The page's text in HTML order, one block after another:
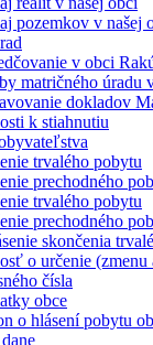
pozemkov v našej
v obci
matričného úradu
dokladov
k stiahnutiu
trvalého pobytu
prechodného
trvalého pobytu
prechodného
skončenia
o určenie (zmenu
čísla
obce
o hlásení pobytu